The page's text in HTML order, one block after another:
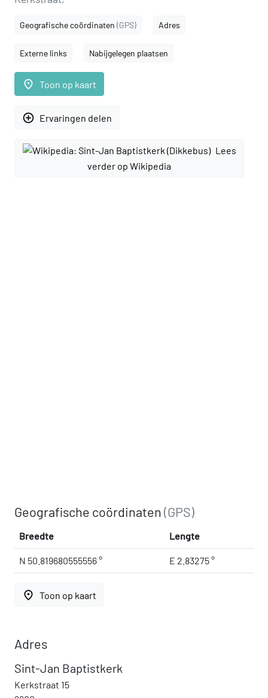
Geografische coördinaten (GPS) Adres
Externe links Nabijgelegen plaatsen
place Toon op kaart
add_circle_outline Ervaringen delen
Lees
verder op Wikipedia
Geografische coördinaten(GPS)
Breedte Lengte
N 50.819680555556 ° E 2.83275 °
place Toon op kaart
Adres
Sint-Jan Baptistkerk
Kerkstraat 15